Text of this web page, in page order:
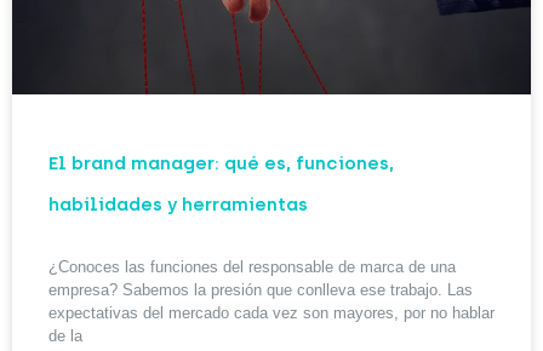
El brand manager: qué es, funciones,
habilidades y herramientas
¿Conoces las funciones del responsable de marca de una
empresa? Sabemos la presión que conlleva ese trabajo. Las
expectativas del mercado cada vez son mayores, por no hablar
de la